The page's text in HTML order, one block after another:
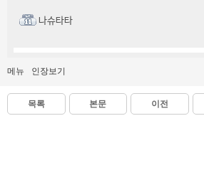
나슈타타
메뉴 인장보기
목록 본문 이전